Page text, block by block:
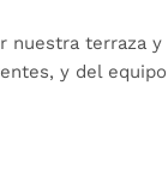
nuestra terraza y
y del